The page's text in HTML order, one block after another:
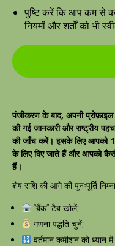
पुष्टि करें कि आप कम से
नियमों और शर्तों को भी
पंजीकरण के बाद, अपनी
की गई जानकारी और राष्ट्रीय
की जाँच करें। इसके लिए आपको
के लिए दिए जाते हैं और आपको
हैं।
शेष राशि की आगे की पुनःपूर्ति
“बैंक” टैब खोलें;
गणना पद्धति चुनें;
वर्तमान कमीशन को ध्यान में